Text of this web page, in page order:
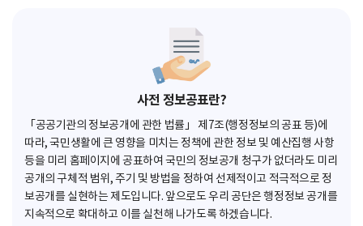
사전 정보공표란?
「공공기관의 정보공개에 관한 법률」 제7조(행정정보의 공표 등)에
따라, 국민생활에 큰 영향을 미치는 정책에 관한 정보 및 예산집행 사항
등을 미리 홈페이지에 공표하여 국민의 정보공개 청구가 없더라도 미리
공개의 구체적 범위, 주기 및 방법을 정하여 선제적이고 적극적으로 정
보공개를 실현하는 제도입니다. 앞으로도 우리 공단은 행정정보 공개를
지속적으로 확대하고 이를 실천해 나가도록 하겠습니다.